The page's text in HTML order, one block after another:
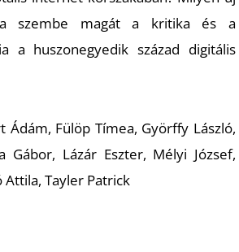
szembe magát a kritika és a
a huszonegyedik század digitális
Ádám, Fülöp Tímea, Györffy László,
Gábor, Lázár Eszter, Mélyi József,
Attila, Tayler Patrick